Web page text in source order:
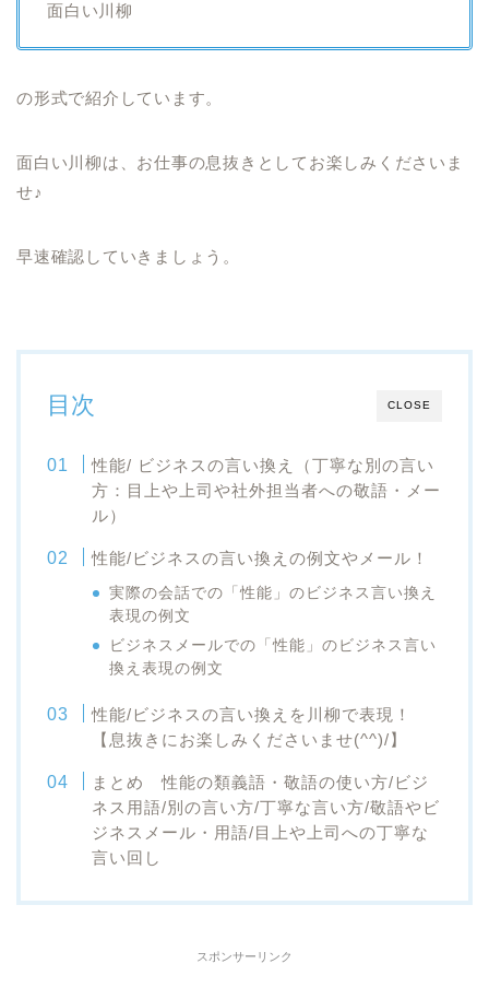
面白い川柳
の形式で紹介しています。
面白い川柳は、お仕事の息抜きとしてお楽しみくださいま
せ♪
早速確認していきましょう。
CLOSE
目次
性能/ ビジネスの言い換え（丁寧な別の言い
方：目上や上司や社外担当者への敬語・メー
ル）
性能/ビジネスの言い換えの例文やメール！
実際の会話での「性能」のビジネス言い換え
表現の例文
ビジネスメールでの「性能」のビジネス言い
換え表現の例文
性能/ビジネスの言い換えを川柳で表現！
【息抜きにお楽しみくださいませ(^^)/】
まとめ 性能の類義語・敬語の使い方/ビジ
ネス用語/別の言い方/丁寧な言い方/敬語やビ
ジネスメール・用語/目上や上司への丁寧な
言い回し
スポンサーリンク